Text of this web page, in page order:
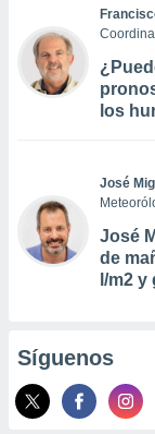
los
José
José
de
l/m2
Síguenos